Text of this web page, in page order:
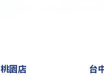
桃園店 台